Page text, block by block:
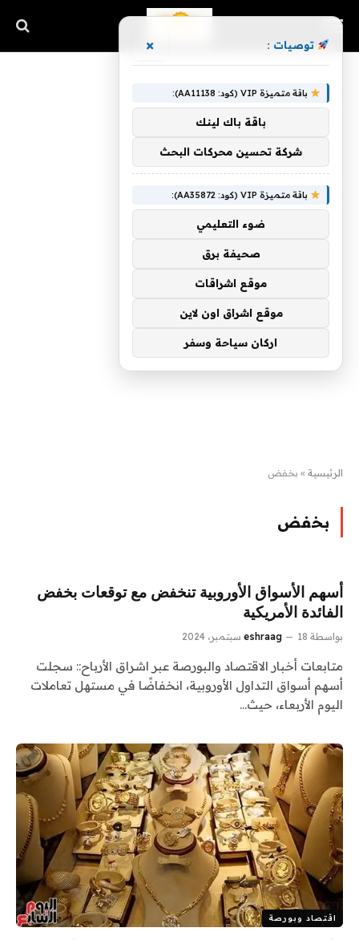
الرئيسية » بخفض
بخفض
أسهم الأسواق الأوروبية تنخفض مع توقعات بخفض
الفائدة الأمريكية
بواسطة eshraag 18 سبتمبر، 2024
متابعات أخبار الاقتصاد والبورصة عبر اشراق الأرباح:: سجلت
أسهم أسواق التداول الأوروبية، انخفاضًا في مستهل تعاملات
اليوم الأربعاء، حيث…
اقتصاد وبورصة
توصيات : ×
باقة متميزة VIP (كود: AA11138):
باقة باك لينك
شركة تحسين محركات البحث
باقة متميزة VIP (كود: AA35872):
ضوء التعليمي
صحيفة برق
موقع اشراقات
موقع اشراق اون لاين
اركان سياحة وسفر